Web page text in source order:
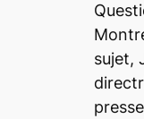
sujet,